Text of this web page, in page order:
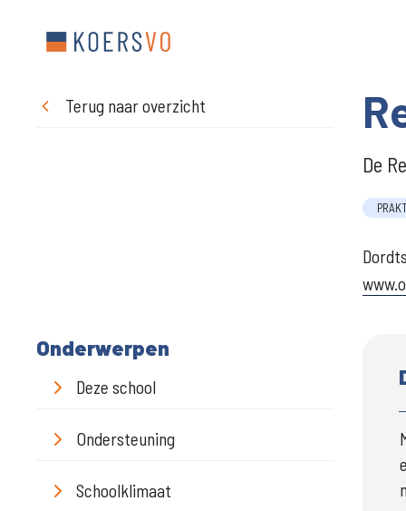
Terug naar overzicht
De
Onderwerpen
Deze school
Ondersteuning
Schoolklimaat